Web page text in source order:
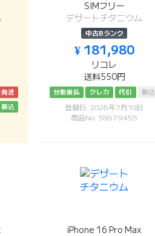
送
振込
SIMフリー
デザートチタニウム
中古Bランク
¥ 181,980
リコレ
送料550円
分割後払 クレカ 代引 振込
登録日: 2026年7月10日
商品No: 38679455
iPhone 16 Pro Max